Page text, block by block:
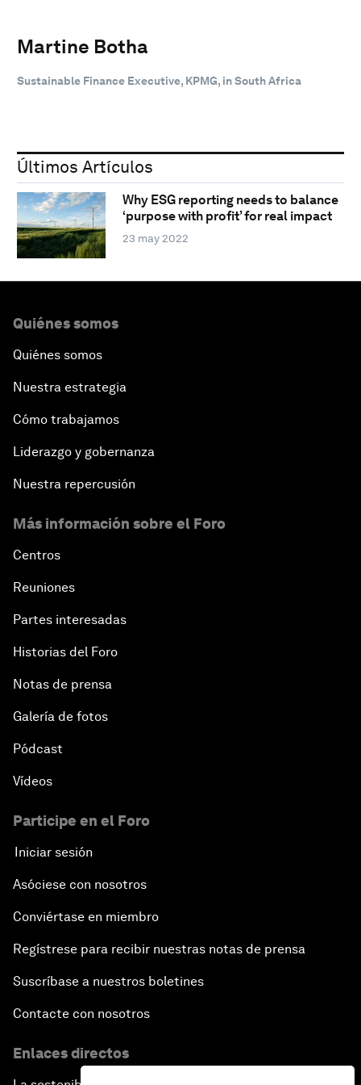
Martine Botha
Sustainable Finance Executive, KPMG, in South Africa
Últimos Artículos
Why ESG reporting needs to balance
‘purpose with profit’ for real impact
23 may 2022
Quiénes somos
Quiénes somos
Nuestra estrategia
Cómo trabajamos
Liderazgo y gobernanza
Nuestra repercusión
Más información sobre el Foro
Centros
Reuniones
Partes interesadas
Historias del Foro
Notas de prensa
Galería de fotos
Pódcast
Vídeos
Participe en el Foro
Iniciar sesión
Asóciese con nosotros
Conviértase en miembro
Regístrese para recibir nuestras notas de prensa
Suscríbase a nuestros boletines
Contacte con nosotros
Enlaces directos